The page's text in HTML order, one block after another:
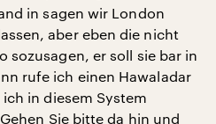
in sagen wir London
aber eben die nicht
sozusagen, er soll sie bar in
rufe ich einen Hawaladar
in diesem System
Sie bitte da hin und